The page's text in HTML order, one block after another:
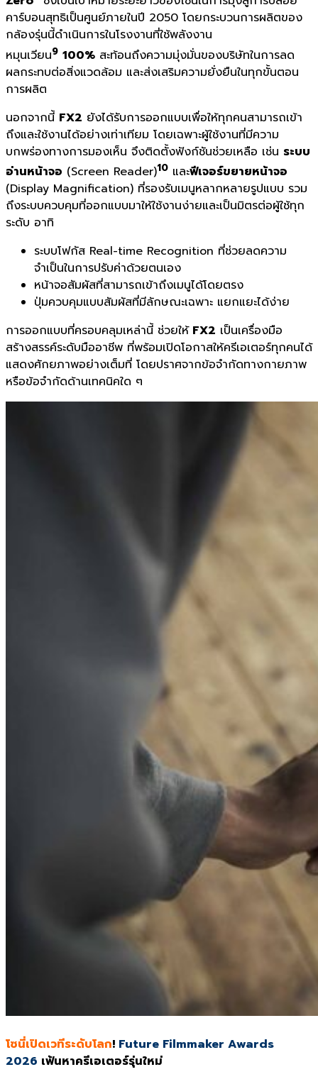
คาร์บอนสุทธิเป็นศูนย์ภายในปี 2050 โดยกระบวนการผลิตของ
กล้องรุ่นนี้ดำเนินการในโรงงานที่ใช้พลังงาน
หมุนเวียน9 100% สะท้อนถึงความมุ่งมั่นของบริษัทในการลด
ผลกระทบต่อสิ่งแวดล้อม และส่งเสริมความยั่งยืนในทุกขั้นตอน
การผลิต
นอกจากนี้ FX2 ยังได้รับการออกแบบเพื่อให้ทุกคนสามารถเข้า
ถึงและใช้งานได้อย่างเท่าเทียม โดยเฉพาะผู้ใช้งานที่มีความ
บกพร่องทางการมองเห็น จึงติดตั้งฟังก์ชันช่วยเหลือ เช่น ระบบ
อ่านหน้าจอ (Screen Reader)10 และฟีเจอร์ขยายหน้าจอ
(Display Magnification) ที่รองรับเมนูหลากหลายรูปแบบ รวม
ถึงระบบควบคุมที่ออกแบบมาให้ใช้งานง่ายและเป็นมิตรต่อผู้ใช้ทุก
ระดับ อาทิ
ระบบโฟกัส Real-time Recognition ที่ช่วยลดความ
จำเป็นในการปรับค่าด้วยตนเอง
หน้าจอสัมผัสที่สามารถเข้าถึงเมนูได้โดยตรง
ปุ่มควบคุมแบบสัมผัสที่มีลักษณะเฉพาะ แยกแยะได้ง่าย
การออกแบบที่ครอบคลุมเหล่านี้ ช่วยให้FX2 เป็นเครื่องมือ
สร้างสรรค์ระดับมืออาชีพ ที่พร้อมเปิดโอกาสให้ครีเอเตอร์ทุกคนได้
แสดงศักยภาพอย่างเต็มที่ โดยปราศจากข้อจำกัดทางกายภาพ
หรือข้อจำกัดด้านเทคนิคใด ๆ
โซนี่เปิดเวทีระดับโลก! Future Filmmaker Awards
2026 เฟ้นหาครีเอเตอร์รุ่นใหม่